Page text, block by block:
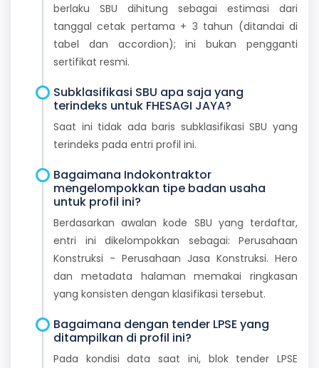
berlaku SBU dihitung sebagai estimasi dari
tanggal cetak pertama + 3 tahun (ditandai di
tabel dan accordion); ini bukan pengganti
sertifikat resmi.
Subklasifikasi SBU apa saja yang
terindeks untuk FHESAGI JAYA?
Saat ini tidak ada baris subklasifikasi SBU yang
terindeks pada entri profil ini.
Bagaimana Indokontraktor
mengelompokkan tipe badan usaha
untuk profil ini?
Berdasarkan awalan kode SBU yang terdaftar,
entri ini dikelompokkan sebagai: Perusahaan
Konstruksi - Perusahaan Jasa Konstruksi. Hero
dan metadata halaman memakai ringkasan
yang konsisten dengan klasifikasi tersebut.
Bagaimana dengan tender LPSE yang
ditampilkan di profil ini?
Pada kondisi data saat ini, blok tender LPSE